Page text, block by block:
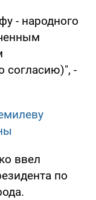
- народного
согласию)", -
ввел
по